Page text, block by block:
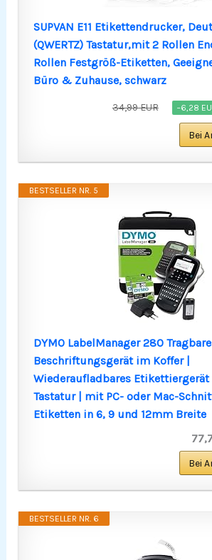
SUPVAN E11 Etikettendrucker,
(QWERTZ) Tastatur,mit 2 Rollen
Rollen Festgröß-Etiketten,
Büro & Zuhause, schwarz
34,99 EUR −6,28
Bei
BESTSELLER NR. 5
DYMO LabelManager 280
Beschriftungsgerät im Koffer |
Wiederaufladbares Etikettiergerät
Tastatur | mit PC- oder Mac-
Etiketten in 6, 9 und 12mm Breite
Bei
BESTSELLER NR. 6